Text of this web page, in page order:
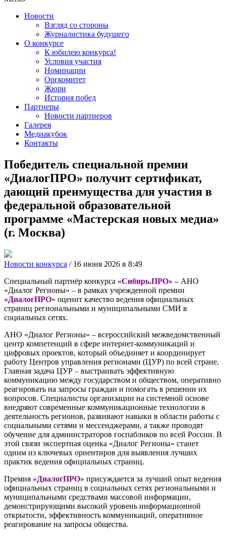
Новости
Взгляд со стороны
Журналистика будущего
О конкурсе
К юбилею конкурса!
Условия участия
Номинации
Оргкомитет
Жюри
История побед
Партнеры
Новости партнеров
Галерея
Медиакубок
Контакты
Победитель специальной премии
«ДиалогПРО» получит сертификат,
дающий преимущества для участия в
федеральной образовательной
программе «Мастерская новых медиа»
(г. Москва)
Новости конкурса / 16 июня 2026 в 8:49
Специальный партнёр конкурса «Сибирь.ПРО» – АНО
«Диалог Регионы» – в рамках учрежденной премии
«ДиалогПРО» оценит качество ведения официальных
страниц региональными и муниципальными СМИ в
социальных сетях.
АНО «Диалог Регионы» – всероссийский межведомственный
центр компетенций в сфере интернет‑коммуникаций и
цифровых проектов, который объединяет и координирует
работу Центров управления регионами (ЦУР) по всей стране.
Главная задача ЦУР – выстраивать эффективную
коммуникацию между государством и обществом, оперативно
реагировать на запросы граждан и помогать в решении их
вопросов. Специалисты организации на системной основе
внедряют современные коммуникационные технологии в
деятельность регионов, развивают навыки в области работы с
социальными сетями и мессенджерами, а также проводят
обучение для администраторов госпабликов по всей России. В
этой связи экспертная оценка «Диалог Регионы» станет
одним из ключевых ориентиров для выявления лучших
практик ведения официальных страниц.
Премия «ДиалогПРО» присуждается за лучший опыт ведения
официальных страниц в социальных сетях региональными и
муниципальными средствами массовой информации,
демонстрирующими высокий уровень информационной
открытости, эффективность коммуникаций, оперативное
реагирование на запросы общества.